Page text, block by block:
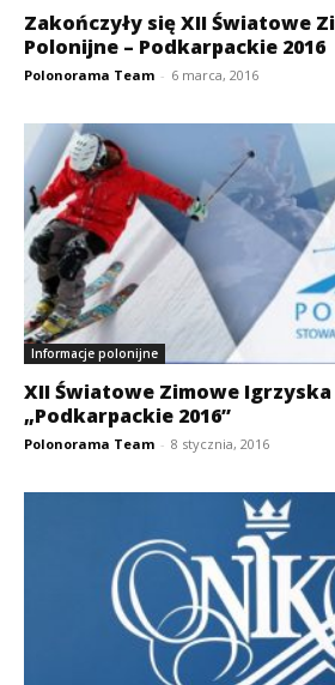
Zakończyły się XII Światowe
Polonijne – Podkarpackie 2016
Polonorama Team - 6 marca, 2016
Informacje polonijne
XII Światowe Zimowe
„Podkarpackie 2016”
Polonorama Team - 8 stycznia, 2016